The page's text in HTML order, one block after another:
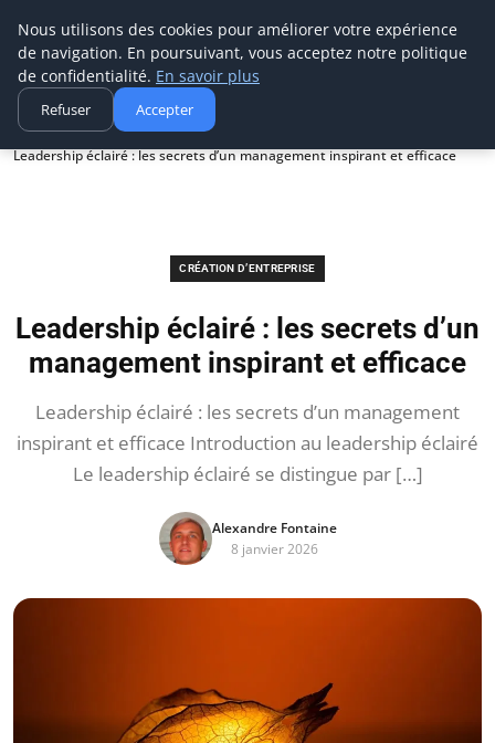
Aecme
Accueil
Création d’entreprise
Leadership éclairé : les secrets d’un management inspirant et efficace
CRÉATION D’ENTREPRISE
Leadership éclairé : les secrets d’un
management inspirant et efficace
Leadership éclairé : les secrets d’un management
inspirant et efficace Introduction au leadership éclairé
Le leadership éclairé se distingue par […]
Alexandre Fontaine
8 janvier 2026
Nous utilisons des cookies pour améliorer votre expérience
de navigation. En poursuivant, vous acceptez notre politique
de confidentialité. En savoir plus
Refuser Accepter